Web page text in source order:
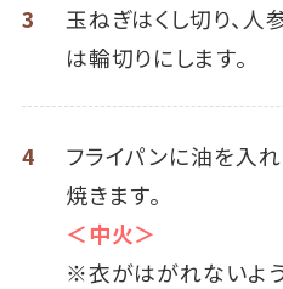
3
玉ねぎはくし切り、人
は輪切りにします。
4
フライパンに油を入
焼きます。
＜中火＞
※衣がはがれないよ